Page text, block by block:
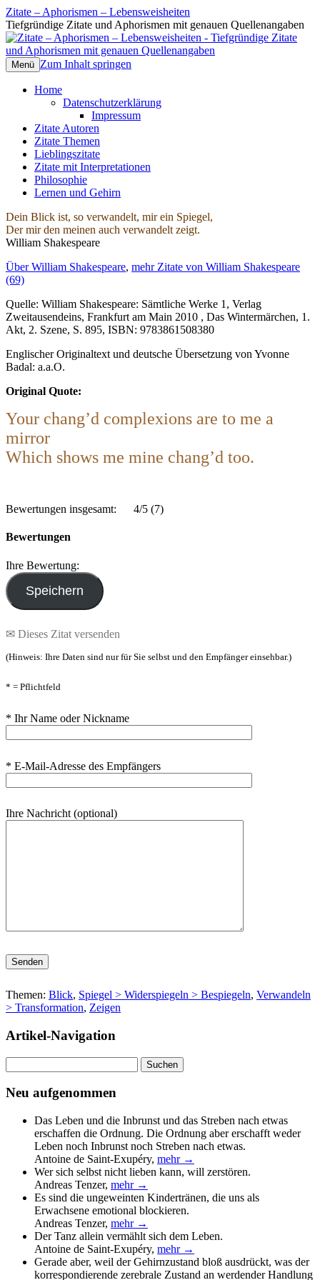
Zitate – Aphorismen – Lebensweisheiten
Tiefgründige Zitate und Aphorismen mit genauen Quellenangaben
Menü Zum Inhalt springen
Home
Datenschutzerklärung
Impressum
Zitate Autoren
Zitate Themen
Lieblingszitate
Zitate mit Interpretationen
Philosophie
Lernen und Gehirn
Dein Blick ist, so verwandelt, mir ein Spiegel,
Der mir den meinen auch verwandelt zeigt.
William Shakespeare
Über William Shakespeare, mehr Zitate von William Shakespeare
(69)
Quelle: William Shakespeare: Sämtliche Werke 1, Verlag
Zweitausendeins, Frankfurt am Main 2010 , Das Wintermärchen, 1.
Akt, 2. Szene, S. 895, ISBN: 9783861508380
Englischer Originaltext und deutsche Übersetzung von Yvonne
Badal: a.a.O.
Original Quote:
Your chang’d complexions are to me a
mirror
Which shows me mine chang’d too.
Bewertungen insgesamt: 4/5 (7)
Bewertungen
Ihre Bewertung:
✉ Dieses Zitat versenden
(Hinweis: Ihre Daten sind nur für Sie selbst und den Empfänger einsehbar.)
* = Pflichtfeld
* Ihr Name oder Nickname
* E-Mail-Adresse des Empfängers
Ihre Nachricht (optional)
Bitte lasse dieses Feld leer.
Themen: Blick, Spiegel > Widerspiegeln > Bespiegeln, Verwandeln
> Transformation, Zeigen
Artikel-Navigation
nach:
Neu aufgenommen
Das Leben und die Inbrunst und das Streben nach etwas
erschaffen die Ordnung. Die Ordnung aber erschafft weder
Leben noch Inbrunst noch Streben nach etwas.
Antoine de Saint-Exupéry, mehr →
Wer sich selbst nicht lieben kann, will zerstören.
Andreas Tenzer, mehr →
Es sind die ungeweinten Kindertränen, die uns als
Erwachsene emotional blockieren.
Andreas Tenzer, mehr →
Der Tanz allein vermählt sich dem Leben.
Antoine de Saint-Exupéry, mehr →
Gerade aber, weil der Gehirnzustand bloß ausdrückt, was der
korrespondierende zerebrale Zustand an werdender Handlung